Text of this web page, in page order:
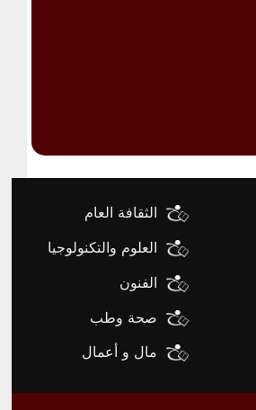
الثقافة العام
العلوم والتكنولوجيا
الفنون
صحة وطب
مال و أعمال